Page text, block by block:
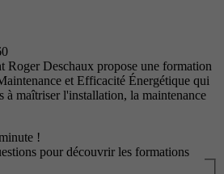
Roger Deschaux propose une formation
et Efficacité Énergétique qui
à maîtriser l'installation, la maintenance
!
pour découvrir les formations